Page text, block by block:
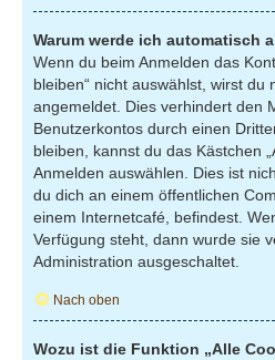
Warum werde ich automatisch
Wenn du beim Anmelden das
bleiben“ nicht auswählst, wirst du
angemeldet. Dies verhindert den
Benutzerkontos durch einen
bleiben, kannst du das Kästchen
Anmelden auswählen. Dies ist
du dich an einem öffentlichen
einem Internetcafé, befindest.
Verfügung steht, dann wurde sie
Administration ausgeschaltet.
Nach oben
Wozu ist die Funktion „Alle